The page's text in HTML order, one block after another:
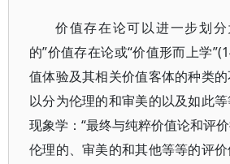
价值存在论可以进一步划
的”价值存在论或“价值形而上学
值体验及其相关价值客体的种类
以分为伦理的和审美的以及如此
现象学：“最终与纯粹价值论和评
伦理的、审美的和其他等等的评